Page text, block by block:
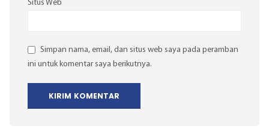
Situs Web
Simpan nama, email, dan situs web saya pada peramban
ini untuk komentar saya berikutnya.